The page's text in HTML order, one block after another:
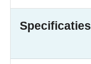
Specificaties